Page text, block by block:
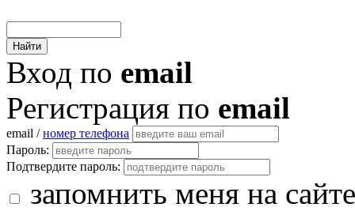
Вход по email
Регистрация по email
email /номер телефона
Пароль:
Подтвердите пароль:
запомнить меня на сайте